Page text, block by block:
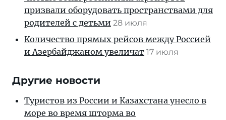
призвали оборудовать пространствами для
родителей с детьми 28 июля
Количество прямых рейсов между Россией
и Азербайджаном увеличат 17 июля
Другие новости
Туристов из России и Казахстана унесло в
море во время шторма во